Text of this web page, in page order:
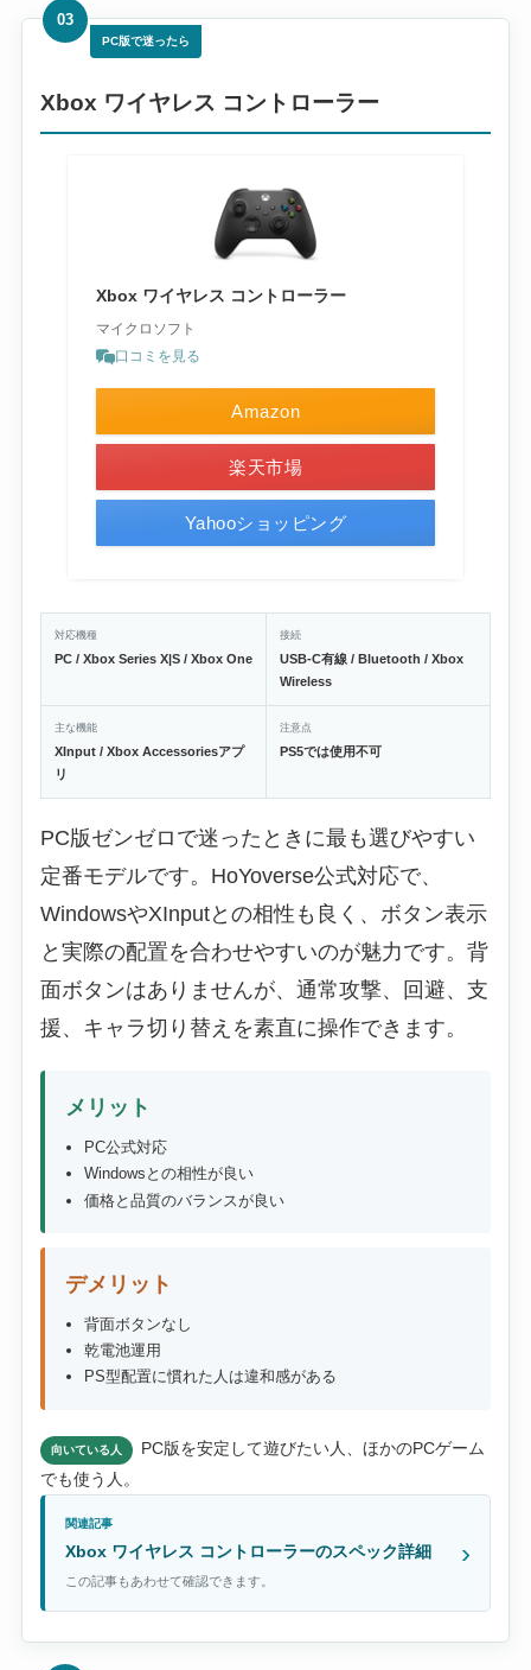
03
PC版で迷ったら
Xbox ワイヤレス コントローラー
Xbox ワイヤレス コントローラー
マイクロソフト
口コミを見る
Amazon
楽天市場
Yahooショッピング
対応機種
PC / Xbox Series X|S / Xbox One
接続
USB-C有線 / Bluetooth / Xbox
Wireless
主な機能
XInput / Xbox Accessoriesアプ
リ
注意点
PS5では使用不可
PC版ゼンゼロで迷ったときに最も選びやすい
定番モデルです。HoYoverse公式対応で、
WindowsやXInputとの相性も良く、ボタン表示
と実際の配置を合わせやすいのが魅力です。背
面ボタンはありませんが、通常攻撃、回避、支
援、キャラ切り替えを素直に操作できます。
メリット
PC公式対応
Windowsとの相性が良い
価格と品質のバランスが良い
デメリット
背面ボタンなし
乾電池運用
PS型配置に慣れた人は違和感がある
向いている人
PC版を安定して遊びたい人、ほかのPCゲーム
でも使う人。
関連記事
Xbox ワイヤレス コントローラーのスペック詳細
この記事もあわせて確認できます。